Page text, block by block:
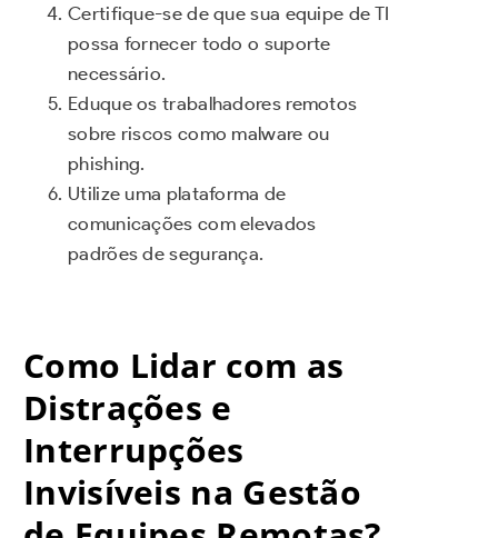
Certifique-se de que sua equipe de TI
possa fornecer todo o suporte
necessário.
Eduque os trabalhadores remotos
sobre riscos como malware ou
phishing.
Utilize uma plataforma de
comunicações com elevados
padrões de segurança.
Como Lidar com as
Distrações e
Interrupções
Invisíveis na Gestão